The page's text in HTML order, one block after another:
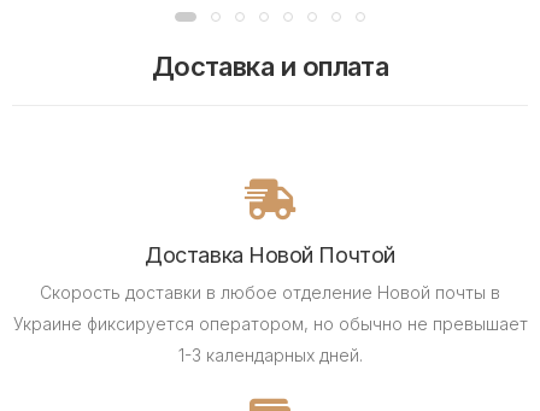
Доставка и оплата
Доставка Новой Почтой
Скорость доставки в любое отделение Новой почты в
Украине фиксируется оператором, но обычно не превышает
1-3 календарных дней.